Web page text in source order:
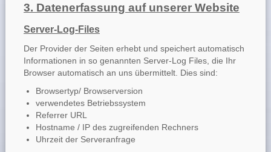
3. Datenerfassung auf unserer Website
Server-Log-Files
Der Provider der Seiten erhebt und speichert automatisch
Informationen in so genannten Server-Log Files, die Ihr
Browser automatisch an uns übermittelt. Dies sind:
Browsertyp/ Browserversion
verwendetes Betriebssystem
Referrer URL
Hostname / IP des zugreifenden Rechners
Uhrzeit der Serveranfrage